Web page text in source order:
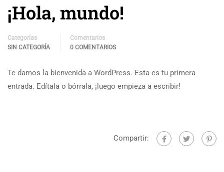
¡Hola, mundo!
Categorías
SIN CATEGORÍA
Comentarios
0 COMENTARIOS
Te damos la bienvenida a WordPress. Esta es tu primera
entrada. Edítala o bórrala, ¡luego empieza a escribir!
Compartir: